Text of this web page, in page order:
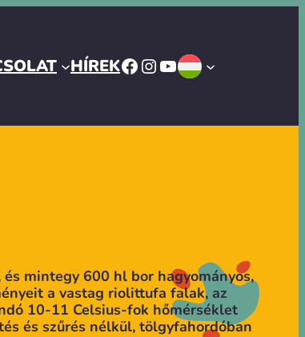
HÍREKFACEBOOK
INSTAGRAM
YOUTUBE
mintegy 600 hl bor hagyományos,
a vastag riolittufa falak, az
10-11 Celsius-fok hőmérséklet
és szűrés nélkül, tölgyfahordóban